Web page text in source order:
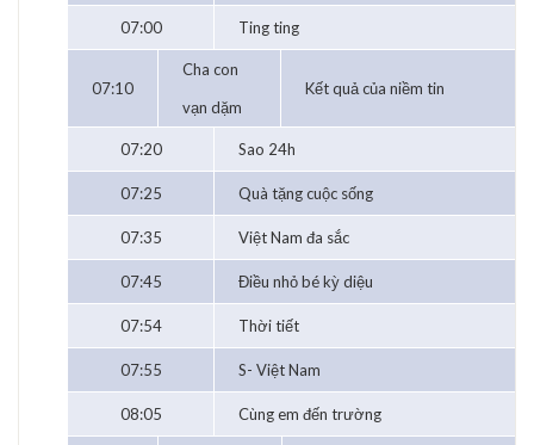
07:00 Ting ting
07:10
Cha con
vạn dặm
Kết quả của niềm tin
07:20 Sao 24h
07:25 Quà tặng cuộc sống
07:35 Việt Nam đa sắc
07:45 Điều nhỏ bé kỳ diệu
07:54 Thời tiết
07:55 S- Việt Nam
08:05 Cùng em đến trường